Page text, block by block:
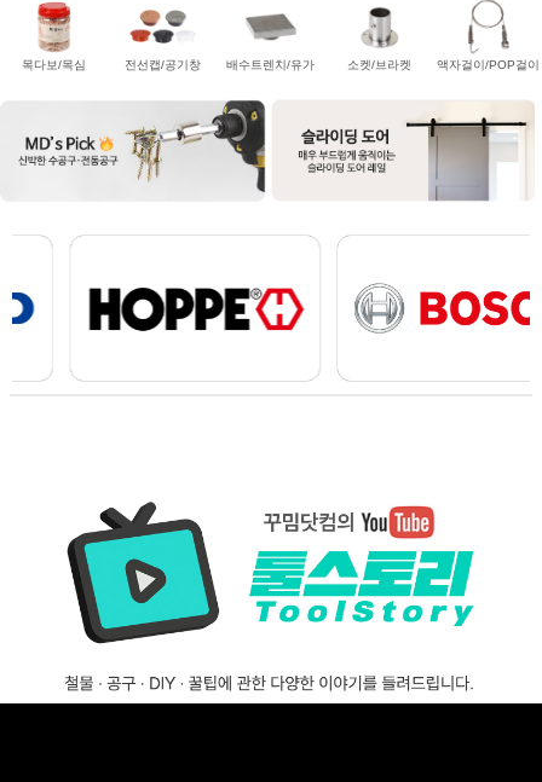
목다보/목심 전선캡/공기창 배수트렌치/유가 소켓/브라켓 액자걸이/POP걸이